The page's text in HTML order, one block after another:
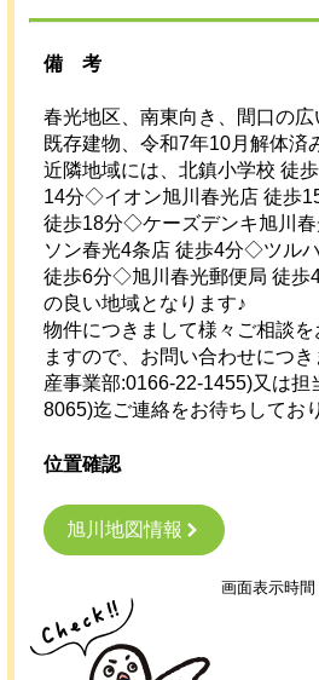
備考
春光地区、南東向き、間口の
既存建物、令和7年10月解体済
近隣地域には、北鎮小学校 徒
14分◇イオン旭川春光店 徒歩
徒歩18分◇ケーズデンキ旭川
ソン春光4条店 徒歩4分◇ツル
徒歩6分◇旭川春光郵便局 徒歩
の良い地域となります♪
物件につきまして様々ご相談を
ますので、お問い合わせにつ
産事業部:0166-22-1455)又は担
8065)迄ご連絡をお待ちしてお
位置確認
旭川地図情報
画面表示時